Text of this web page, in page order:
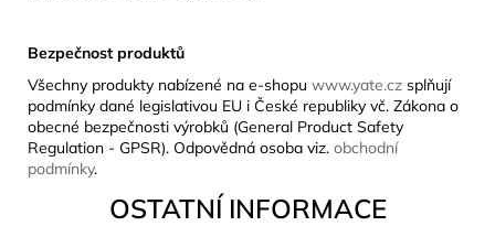
Bezpečnost produktů
Všechny produkty nabízené na e-shopu www.yate.cz splňují
podmínky dané legislativou EU i České republiky vč. Zákona o
obecné bezpečnosti výrobků (General Product Safety
Regulation - GPSR). Odpovědná osoba viz. obchodní
podmínky.
OSTATNÍ INFORMACE